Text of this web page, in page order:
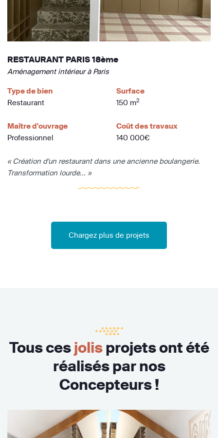
RESTAURANT PARIS 18ème
Aménagement intérieur à Paris
Type de bien
Restaurant
Surface
150 m2
Maître d'ouvrage
Professionnel
Coût des travaux
140 000€
« Création d'un restaurant dans une ancienne boulangerie.
Transformation lourde... »
Chargez plus de projets
Tous cesjolisprojets ont été
réalisés par nos
Concepteurs !